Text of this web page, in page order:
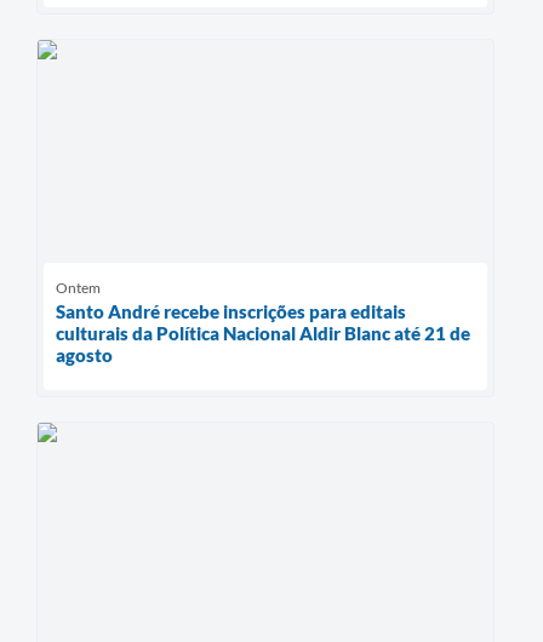
Ontem
Santo André recebe inscrições para editais
culturais da Política Nacional Aldir Blanc até 21 de
agosto